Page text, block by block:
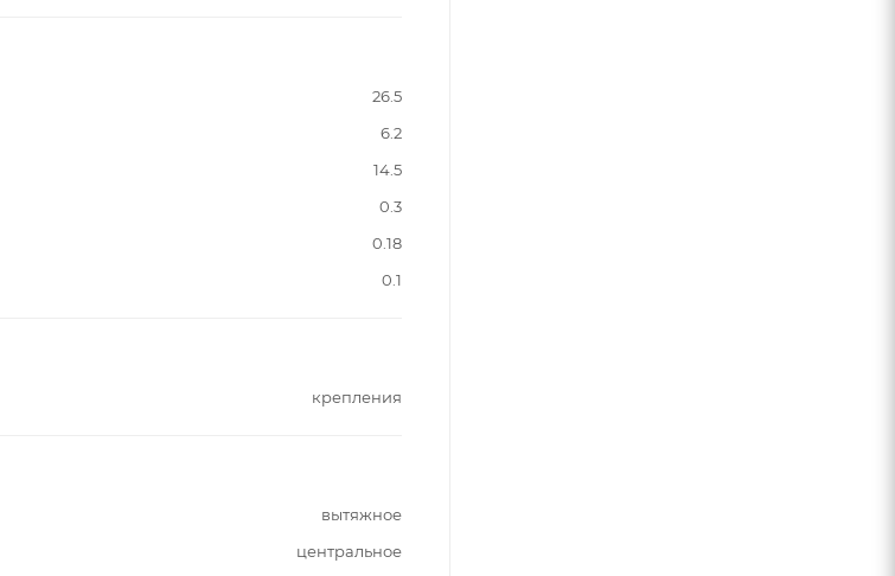
26.5
6.2
14.5
0.3
0.18
0.1
крепления
вытяжное
центральное